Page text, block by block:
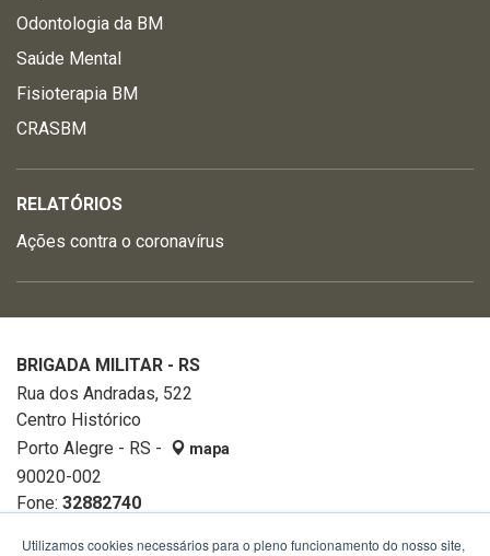
Odontologia da BM
Saúde Mental
Fisioterapia BM
CRASBM
RELATÓRIOS
Ações contra o coronavírus
BRIGADA MILITAR - RS
Rua dos Andradas, 522
Centro Histórico
Porto Alegre - RS -
mapa
90020-002
Fone: 32882740
Utilizamos cookies necessários para o pleno funcionamento do nosso site,